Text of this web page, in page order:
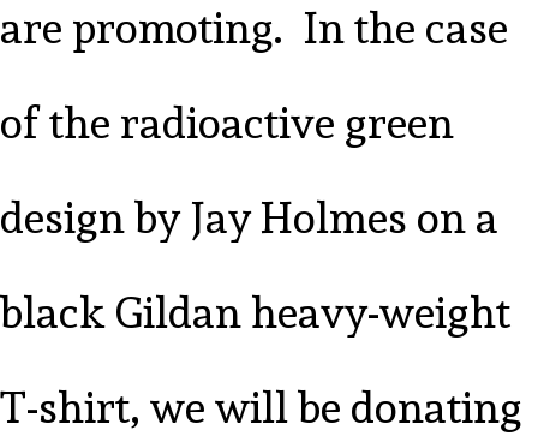
are promoting. In the case
of the radioactive green
design by Jay Holmes on a
black Gildan heavy-weight
T-shirt, we will be donating